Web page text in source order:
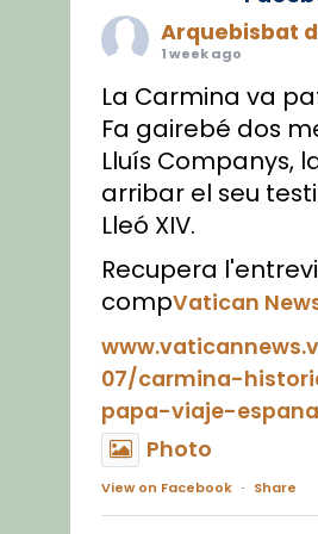
Arquebisbat
1 week ago
La Carmina va
Fa gairebé dos
Lluís Companys,
arribar el seu
Lleó XIV.
Recupera
compVatican
07/carmina-
papa-viaje-
Photo
View on Facebook · Share